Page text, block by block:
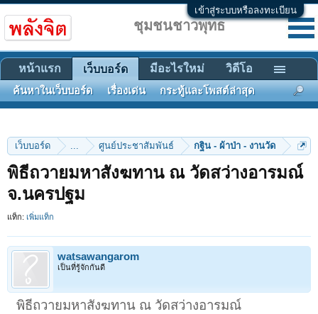
เข้าสู่ระบบหรือลงทะเบียน
เว็บบอร์ด ... ศูนย์ประชาสัมพันธ์ กฐิน - ผ้าป่า - งานวัด
พิธีถวายมหาสังฆทาน ณ วัดสว่างอารมณ์
จ.นครปฐม
แท็ก: เพิ่มแท็ก
watsawangarom
เป็นที่รู้จักกันดี
พิธีถวายมหาสังฆทาน ณ วัดสว่างอารมณ์
ชุมชนชาวพุทธ
หน้าแรก เว็บบอร์ด
ค้นหาในเว็บบอร์ด เรื่องเด่น กระทู้และโพสต์ล่าสุด
มีอะไรใหม่ วิดีโอ